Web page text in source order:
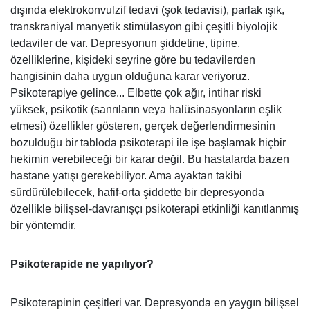
dışında elektrokonvulzif tedavi (şok tedavisi), parlak ışık,
transkraniyal manyetik stimülasyon gibi çeşitli biyolojik
tedaviler de var. Depresyonun şiddetine, tipine,
özelliklerine, kişideki seyrine göre bu tedavilerden
hangisinin daha uygun olduğuna karar veriyoruz.
Psikoterapiye gelince... Elbette çok ağır, intihar riski
yüksek, psikotik (sanrıların veya halüsinasyonların eşlik
etmesi) özellikler gösteren, gerçek değerlendirmesinin
bozulduğu bir tabloda psikoterapi ile işe başlamak hiçbir
hekimin verebileceği bir karar değil. Bu hastalarda bazen
hastane yatışı gerekebiliyor. Ama ayaktan takibi
sürdürülebilecek, hafif-orta şiddette bir depresyonda
özellikle bilişsel-davranışçı psikoterapi etkinliği kanıtlanmış
bir yöntemdir.
Psikoterapide ne yapılıyor?
Psikoterapinin çeşitleri var. Depresyonda en yaygın bilişsel